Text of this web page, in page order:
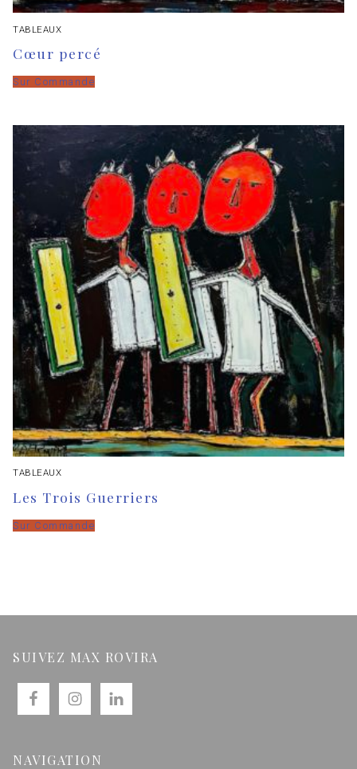
TABLEAUX
Cœur percé
Sur Commande
TABLEAUX
Les Trois Guerriers
Sur Commande
SUIVEZ MAX ROVIRA
NAVIGATION